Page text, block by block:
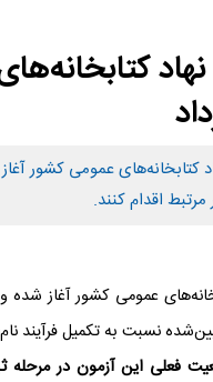
اقدام کنند.
عمومی کشور آغاز شده و
نسبت به تکمیل فرآیند